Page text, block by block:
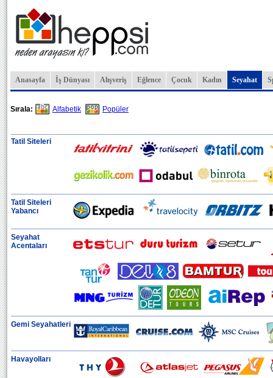
Anasayfa İş Dünyası Alışveriş Eğlence Çocuk Kadın Seyahat
Sırala: Alfabetik Popüler
Tatil Siteleri
Tatil Siteleri
Yabancı
Seyahat
Acentaları
Gemi Seyahatleri
Havayolları